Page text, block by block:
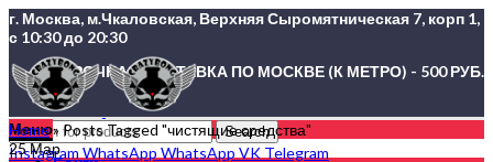
г. Москва, м.Чкаловская, Верхняя Сыромятническая 7, корп 1,
с 10:30 до 20:30
СРОЧНАЯ ДОСТАВКА ПО МОСКВЕ (К МЕТРО) - 500 РУБ.
Search
Instagram WhatsApp WhatsApp VK Telegram
Меню
Home» Posts Tagged "чистящие средства"
25Мар